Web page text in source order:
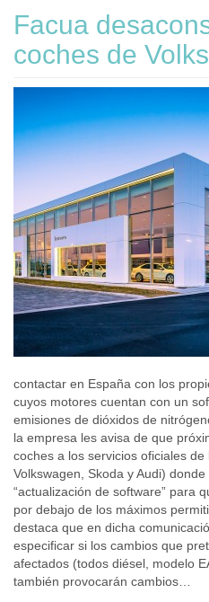
Facua
coches de
contactar en España con los
cuyos motores cuentan con un
emisiones de dióxidos de
la empresa les avisa de que
coches a los servicios oficiales
Volkswagen, Skoda y Audi)
“actualización de software” para
por debajo de los máximos
destaca que en dicha
especificar si los cambios que
afectados (todos diésel, modelo
también provocarán cambios…